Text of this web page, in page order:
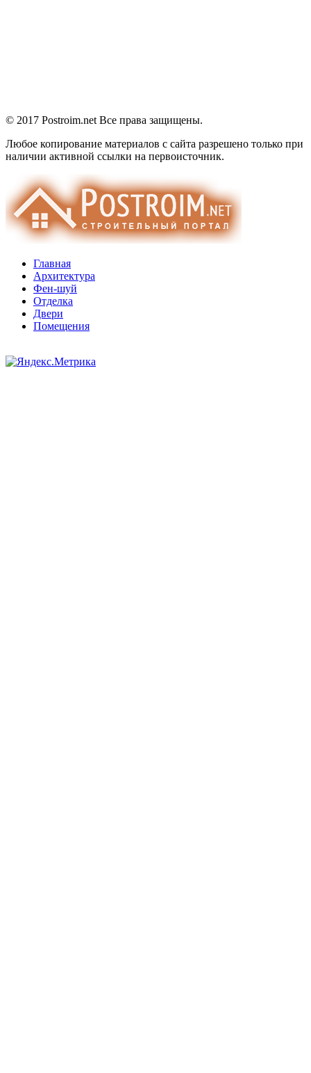
© 2017 Postroim.net Все права защищены.
Любое копирование материалов с сайта разрешено только при
наличии активной ссылки на первоисточник.
Главная
Архитектура
Фен-шуй
Отделка
Двери
Помещения